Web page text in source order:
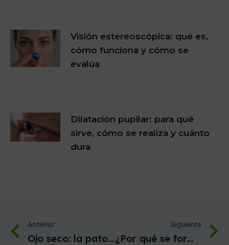
Visión estereoscópica: qué es,
cómo funciona y cómo se
evalúa
Dilatación pupilar: para qué
sirve, cómo se realiza y cuánto
dura
Anterior
Ojo seco: la patología que cobra fuerza en invierno
Siguiente
¿Por qué se forman cataratas en los ojos y a qué edad salen?